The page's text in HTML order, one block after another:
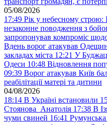
05/08/2026
17:49 Рік у небесному строю:
незаконне поводження з
запропонував компроміс
Вдень ворог атакував
закладах міста 12:21 У
Одеси 10:48 Відновлення
09:39 Ворог атакував Київ
реабілітації матері та дитини
04/08/2026
18:14 В Україні встановили
Стоянова Анатолія 17:38 В
чуми свиней 16:41 Румунська